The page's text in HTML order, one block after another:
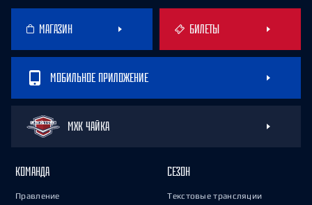
МАГАЗИН БИЛЕТЫ
МОБИЛЬНОЕ ПРИЛОЖЕНИЕ
МХК ЧАЙКА
КОМАНДА
Правление
СЕЗОН
Текстовые трансляции